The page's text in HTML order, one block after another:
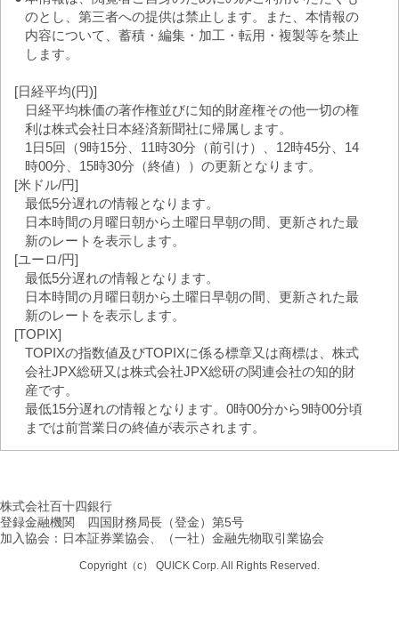
のとし、第三者への提供は禁止します。また、本情報の
内容について、蓄積・編集・加工・転用・複製等を禁止
します。
[日経平均(円)]
日経平均株価の著作権並びに知的財産権その他一切の権
利は株式会社日本経済新聞社に帰属します。
1日5回（9時15分、11時30分（前引け）、12時45分、14
時00分、15時30分（終値））の更新となります。
[米ドル/円]
最低5分遅れの情報となります。
日本時間の月曜日朝から土曜日早朝の間、更新された最
新のレートを表示します。
[ユーロ/円]
最低5分遅れの情報となります。
日本時間の月曜日朝から土曜日早朝の間、更新された最
新のレートを表示します。
[TOPIX]
TOPIXの指数値及びTOPIXに係る標章又は商標は、株式
会社JPX総研又は株式会社JPX総研の関連会社の知的財
産です。
最低15分遅れの情報となります。0時00分から9時00分頃
までは前営業日の終値が表示されます。
株式会社百十四銀行
登録金融機関 四国財務局長（登金）第5号
加入協会：日本証券業協会、（一社）金融先物取引業協会
Copyright（c） QUICK Corp. All Rights Reserved.